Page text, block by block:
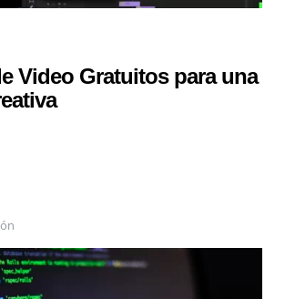
Video Gratuitos para una